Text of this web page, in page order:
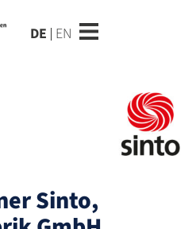
DE EN
Sinto,